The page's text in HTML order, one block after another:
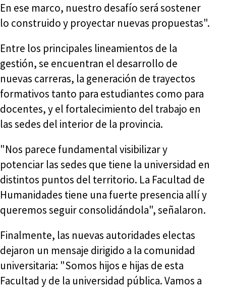
En ese marco, nuestro desafío será sostener
lo construido y proyectar nuevas propuestas".
Entre los principales lineamientos de la
gestión, se encuentran el desarrollo de
nuevas carreras, la generación de trayectos
formativos tanto para estudiantes como para
docentes, y el fortalecimiento del trabajo en
las sedes del interior de la provincia.
"Nos parece fundamental visibilizar y
potenciar las sedes que tiene la universidad en
distintos puntos del territorio. La Facultad de
Humanidades tiene una fuerte presencia allí y
queremos seguir consolidándola", señalaron.
Finalmente, las nuevas autoridades electas
dejaron un mensaje dirigido a la comunidad
universitaria: "Somos hijos e hijas de esta
Facultad y de la universidad pública. Vamos a